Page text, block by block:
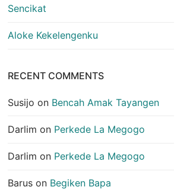
Sencikat
Aloke Kekelengenku
RECENT COMMENTS
Susijo on Bencah Amak Tayangen
Darlim on Perkede La Megogo
Darlim on Perkede La Megogo
Barus on Begiken Bapa